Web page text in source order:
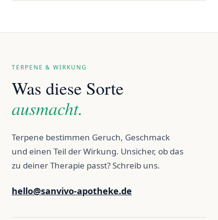
TERPENE & WIRKUNG
Was diese Sorte
ausmacht.
Terpene bestimmen Geruch, Geschmack
und einen Teil der Wirkung. Unsicher, ob das
zu deiner Therapie passt? Schreib uns.
hello@sanvivo-apotheke.de